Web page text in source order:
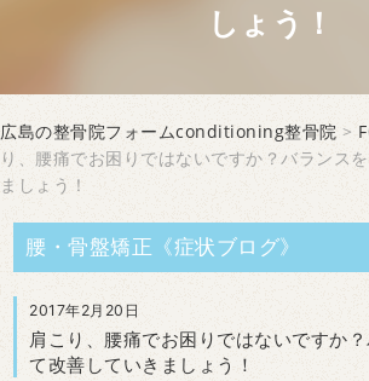
しょう！
広島の整骨院フォームconditioning整骨院 >
り、腰痛でお困りではないですか？バランス
ましょう！
腰・骨盤矯正《症状ブログ》
2017年2月20日
肩こり、腰痛でお困りではないですか？
て改善していきましょう！